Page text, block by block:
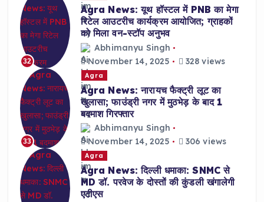
32
Agra News: यूथ हॉस्टल में PNB का मेगा
रिटेल आउटरीच कार्यक्रम आयोजित; ग्राहकों
को मिला वन-स्टॉप अनुभव
Abhimanyu Singh
November 14, 2025
328 views
33
Agra
Agra News: नारायच फैक्ट्री लूट का
खुलासा; फाउंड्री नगर में मुठभेड़ के बाद 1
बदमाश गिरफ्तार
Abhimanyu Singh
November 14, 2025
306 views
Agra
Agra News: दिल्ली धमाका: SNMC से
MD डॉ. परवेज के दोस्तों की कुंडली खंगालेगी
एटीएस